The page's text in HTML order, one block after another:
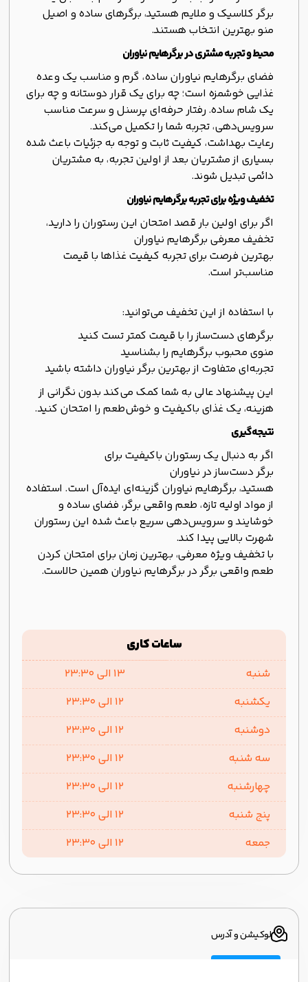
برگر کلاسیک و ملایم هستید، برگرهای ساده و اصیل
منو بهترین انتخاب هستند.
محیط و تجربه مشتری در برگرهایم نیاوران
فضای برگرهایم نیاوران ساده، گرم و مناسب یک وعده
غذایی خوشمزه است؛ چه برای یک قرار دوستانه و چه برای
یک شام ساده. رفتار حرفه‌ای پرسنل و سرعت مناسب
سرویس‌دهی، تجربه شما را تکمیل می‌کند.
رعایت بهداشت، کیفیت ثابت و توجه به جزئیات باعث شده
بسیاری از مشتریان بعد از اولین تجربه، به مشتریان
دائمی تبدیل شوند.
تخفیف ویژه برای تجربه برگرهایم نیاوران
اگر برای اولین بار قصد امتحان این رستوران را دارید،
تخفیف معرفی برگرهایم نیاوران
بهترین فرصت برای تجربه کیفیت غذاها با قیمت
مناسب‌تر است.
با استفاده از این تخفیف می‌توانید:
برگرهای دست‌ساز را با قیمت کمتر تست کنید
منوی محبوب برگرهایم را بشناسید
تجربه‌ای متفاوت از بهترین برگر نیاوران داشته باشید
این پیشنهاد عالی به شما کمک می‌کند بدون نگرانی از
هزینه، یک غذای باکیفیت و خوش‌طعم را امتحان کنید.
نتیجه‌گیری
اگر به دنبال یک رستوران باکیفیت برای
برگر دست‌ساز در نیاوران
هستید، برگرهایم نیاوران گزینه‌ای ایده‌آل است. استفاده
از مواد اولیه تازه، طعم واقعی برگر، فضای ساده و
خوشایند و سرویس‌دهی سریع باعث شده این رستوران
شهرت بالایی پیدا کند.
با تخفیف ویژه معرفی، بهترین زمان برای امتحان کردن
طعم واقعی برگر در برگرهایم نیاوران همین حالاست.
ساعات کاری
شنبه
1۳ الی 23:30
یکشنبه
1۲ الی 23:30
دوشنبه
1۲ الی 23:30
سه شنبه
1۲ الی 23:30
چهارشنبه
1۲ الی 23:30
پنج شنبه
1۲ الی 23:30
جمعه
1۲ الی 23:30
لوکیشن و آدرس